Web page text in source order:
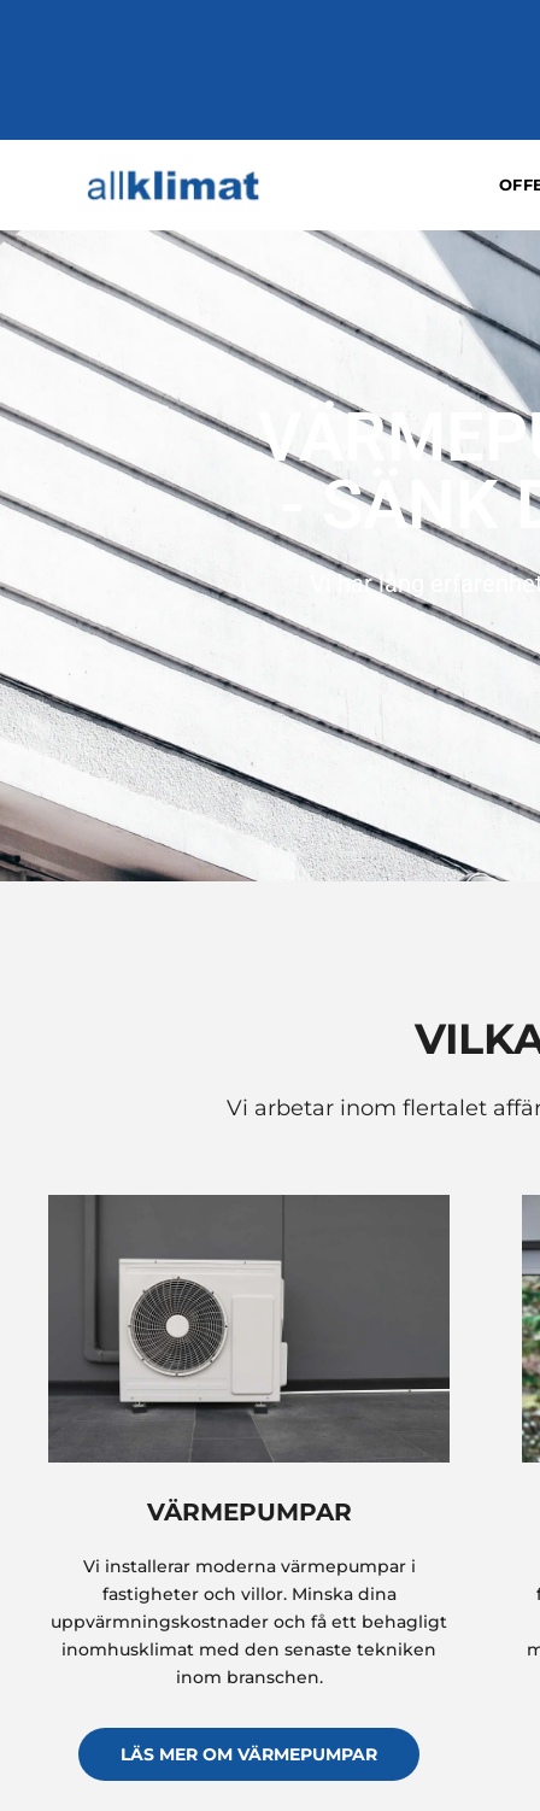
- SÄNK
Vi har lång
Vi arbetar inom flertalet
VÄRMEPUMPAR
Vi installerar moderna värmepumpar i
fastigheter och villor. Minska dina
uppvärmningskostnader och få ett behagligt
inomhusklimat med den senaste tekniken
inom branschen.
LÄS MER OM VÄRMEPUMPAR